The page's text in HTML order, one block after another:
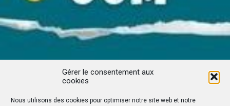
Gérer le consentement aux
cookies
Nous utilisons des cookies pour optimiser notre site web et notre